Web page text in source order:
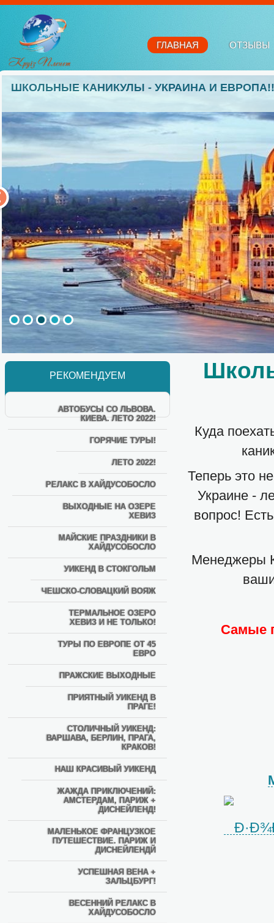
ОТЗЫВЫ
ГЛАВНАЯ
ШКОЛЬНЫЕ КАНИКУЛЫ - УКРАИНА И
РЕКОМЕНДУЕМ
АВТОБУСЫ СО ЛЬВОВА.
КИЕВА. ЛЕТО 2022!
ГОРЯЧИЕ ТУРЫ!
ЛЕТО 2022!
РЕЛАКС В ХАЙДУСОБОСЛО
ВЫХОДНЫЕ НА ОЗЕРЕ
ХЕВИЗ
МАЙСКИЕ ПРАЗДНИКИ В
ХАЙДУСОБОСЛО
УИКЕНД В СТОКГОЛЬМ
ЧЕШСКО-СЛОВАЦКИЙ ВОЯЖ
ТЕРМАЛЬНОЕ ОЗЕРО
ХЕВИЗ И НЕ ТОЛЬКО!
ТУРЫ ПО ЕВРОПЕ ОТ 45
ЕВРО
ПРАЖСКИЕ ВЫХОДНЫЕ
ПРИЯТНЫЙ УИКЕНД В
ПРАГЕ!
СТОЛИЧНЫЙ УИКЕНД:
ВАРШАВА, БЕРЛИН, ПРАГА,
КРАКОВ!
НАШ КРАСИВЫЙ УИКЕНД
ЖАЖДА ПРИКЛЮЧЕНИЙ:
АМСТЕРДАМ, ПАРИЖ +
ДИСНЕЙЛЕНД!
МАЛЕНЬКОЕ ФРАНЦУЗКОЕ
ПУТЕШЕСТВИЕ. ПАРИЖ И
ДИСНЕЙЛЕНДЙ
УСПЕШНАЯ ВЕНА +
ЗАЛЬЦБУРГ!
ВЕСЕННИЙ РЕЛАКС В
ХАЙДУСОБОСЛО
Куда
Теперь это
Украине -
вопрос!
Менеджеры
Самые